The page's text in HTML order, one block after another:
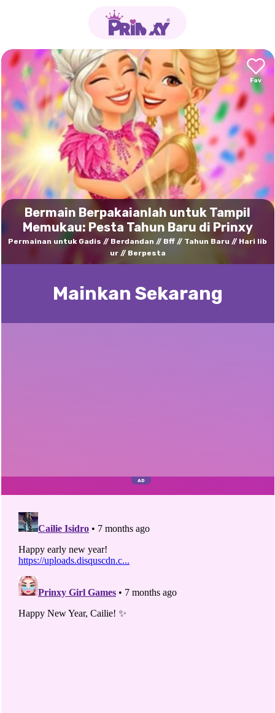
Bermain Berpakaianlah untuk Tampil
Memukau: Pesta Tahun Baru di Prinxy
Permainan untuk Gadis Berdandan Bff Tahun Baru
Hari lib
ur
Berpesta
Mainkan Sekarang